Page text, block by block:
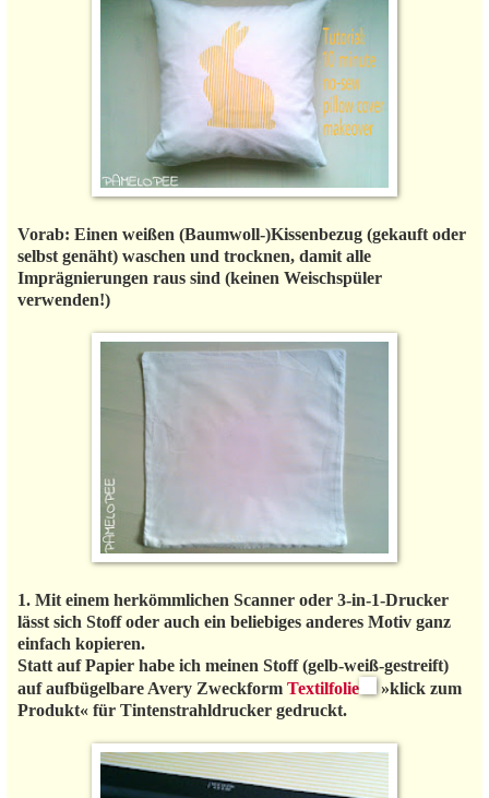
Vorab: Einen weißen (Baumwoll-)Kissenbezug (gekauft oder
selbst genäht) waschen und trocknen, damit alle
Imprägnierungen raus sind (keinen Weischspüler
verwenden!)
1. Mit einem herkömmlichen Scanner oder 3-in-1-Drucker
lässt sich Stoff oder auch ein beliebiges anderes Motiv ganz
einfach kopieren.
Statt auf Papier habe ich meinen Stoff (gelb-weiß-gestreift)
auf aufbügelbare Avery Zweckform Textilfolie
»klick zum
Produkt« für Tintenstrahldrucker gedruckt.